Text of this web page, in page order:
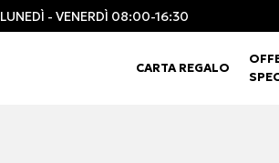
LUNEDÌ - VENERDÌ 08:00-16:30
CARTA REGALO